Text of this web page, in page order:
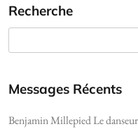
Recherche
Messages Récents
Benjamin Millepied Le